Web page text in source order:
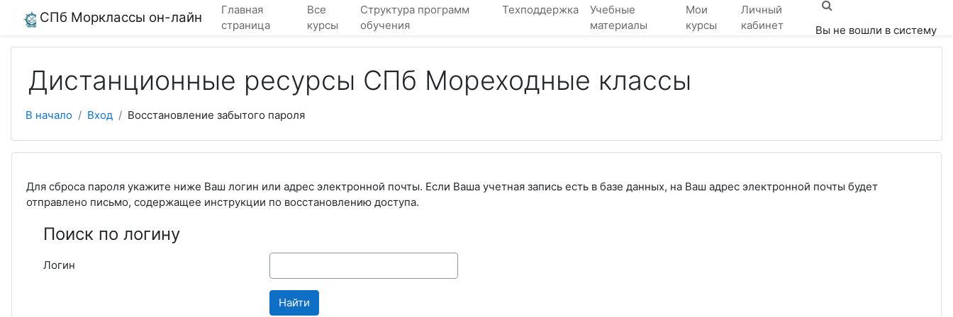
СПб Морклассы он-лайн
Главная
страница
Все
курсы
Структура программ
обучения
Техподдержка
Учебные
материалы
Мои
курсы
Личный
кабинет
Вы не вошли в систему
Дистанционные ресурсы СПб Мореходные классы
В начало Вход Восстановление забытого пароля
Для сброса пароля укажите ниже Ваш логин или адрес электронной почты. Если Ваша учетная запись есть в базе данных, на Ваш адрес электронной почты будет
отправлено письмо, содержащее инструкции по восстановлению доступа.
Поиск по логину
Логин